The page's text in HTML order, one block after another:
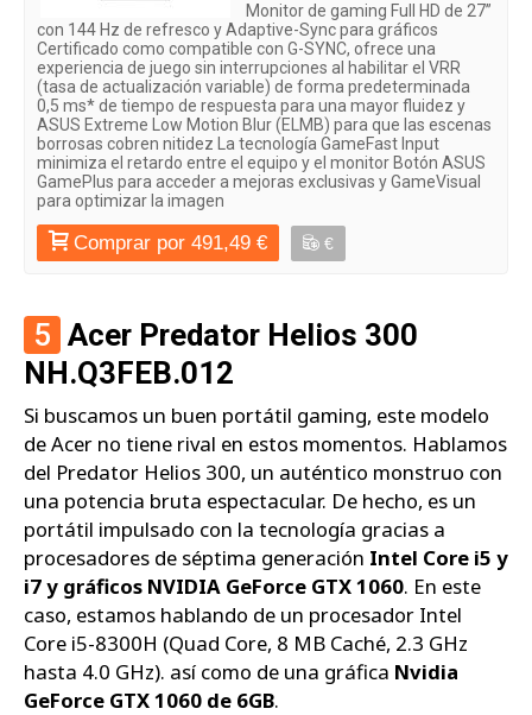
Monitor de gaming Full HD de 27”
con 144 Hz de refresco y Adaptive-Sync para gráficos
Certificado como compatible con G-SYNC, ofrece una
experiencia de juego sin interrupciones al habilitar el VRR
(tasa de actualización variable) de forma predeterminada
0,5 ms* de tiempo de respuesta para una mayor fluidez y
ASUS Extreme Low Motion Blur (ELMB) para que las escenas
borrosas cobren nitidez La tecnología GameFast Input
minimiza el retardo entre el equipo y el monitor Botón ASUS
GamePlus para acceder a mejoras exclusivas y GameVisual
para optimizar la imagen
Comprar por 491,49 € €
5 Acer Predator Helios 300
NH.Q3FEB.012
Si buscamos un buen portátil gaming, este modelo
de Acer no tiene rival en estos momentos. Hablamos
del Predator Helios 300, un auténtico monstruo con
una potencia bruta espectacular. De hecho, es un
portátil impulsado con la tecnología gracias a
procesadores de séptima generación Intel Core i5 y
i7 y gráficos NVIDIA GeForce GTX 1060. En este
caso, estamos hablando de un procesador Intel
Core i5-8300H (Quad Core, 8 MB Caché, 2.3 GHz
hasta 4.0 GHz). así como de una gráfica Nvidia
GeForce GTX 1060 de 6GB.